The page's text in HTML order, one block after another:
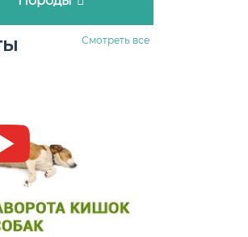
Смотреть все
у собак